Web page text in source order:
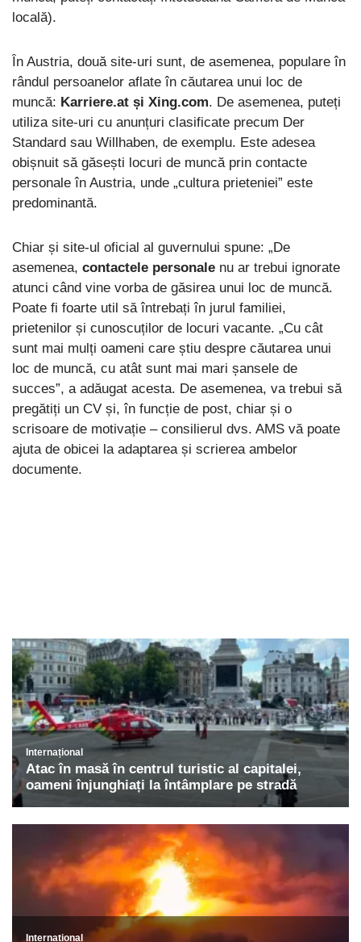
locală).
În Austria, două site-uri sunt, de asemenea, populare în
rândul persoanelor aflate în căutarea unui loc de
muncă: Karriere.at și Xing.com. De asemenea, puteți
utiliza site-uri cu anunțuri clasificate precum Der
Standard sau Willhaben, de exemplu. Este adesea
obișnuit să găsești locuri de muncă prin contacte
personale în Austria, unde „cultura prieteniei” este
predominantă.
Chiar și site-ul oficial al guvernului spune: „De
asemenea, contactele personale nu ar trebui ignorate
atunci când vine vorba de găsirea unui loc de muncă.
Poate fi foarte util să întrebați în jurul familiei,
prietenilor și cunoscuților de locuri vacante. „Cu cât
sunt mai mulți oameni care știu despre căutarea unui
loc de muncă, cu atât sunt mai mari șansele de
succes”, a adăugat acesta. De asemenea, va trebui să
pregătiți un CV și, în funcție de post, chiar și o
scrisoare de motivație – consilierul dvs. AMS vă poate
ajuta de obicei la adaptarea și scrierea ambelor
documente.